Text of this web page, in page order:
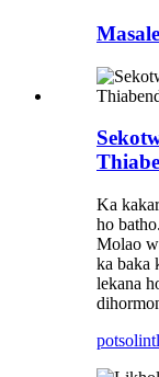
Ka
ho
Molao
ka baka
lekana
potso